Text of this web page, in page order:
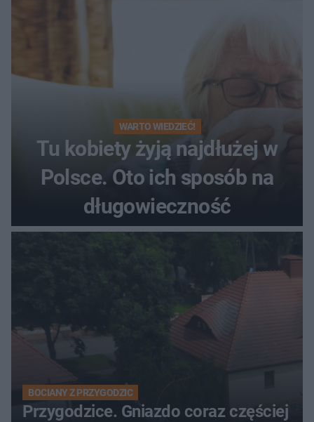
WARTO WIEDZIEĆ!
Tu kobiety żyją najdłużej w
Polsce. Oto ich sposób na
długowieczność
BOCIANY Z PRZYGODZIC
Przygodzice. Gniazdo coraz częściej